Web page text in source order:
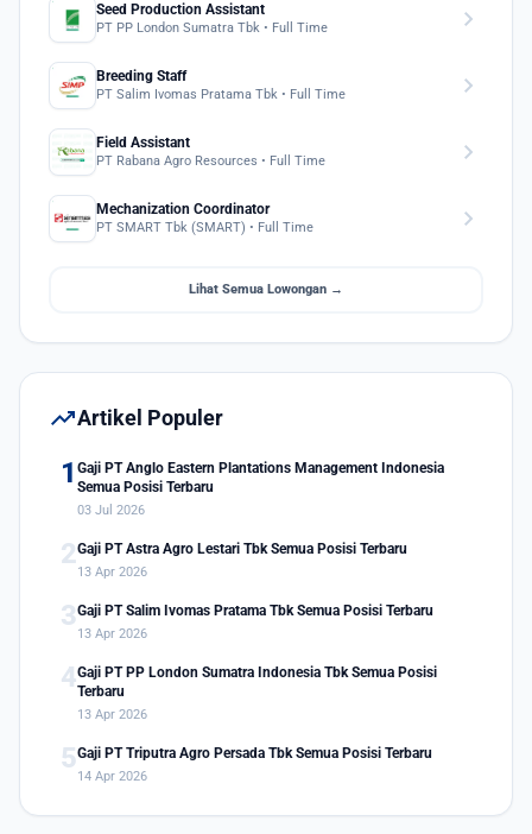
Seed Production Assistant
PT PP London Sumatra Tbk • Full Time chevron_right
Breeding Staff
PT Salim Ivomas Pratama Tbk • Full Time chevron_right
Field Assistant
PT Rabana Agro Resources • Full Time chevron_right
Mechanization Coordinator
PT SMART Tbk (SMART) • Full Time chevron_right
Lihat Semua Lowongan →
trending_upArtikel Populer
1 Gaji PT Anglo Eastern Plantations Management Indonesia
Semua Posisi Terbaru
03 Jul 2026
2Gaji PT Astra Agro Lestari Tbk Semua Posisi Terbaru
13 Apr 2026
3Gaji PT Salim Ivomas Pratama Tbk Semua Posisi Terbaru
13 Apr 2026
4Gaji PT PP London Sumatra Indonesia Tbk Semua Posisi
Terbaru
13 Apr 2026
5Gaji PT Triputra Agro Persada Tbk Semua Posisi Terbaru
14 Apr 2026